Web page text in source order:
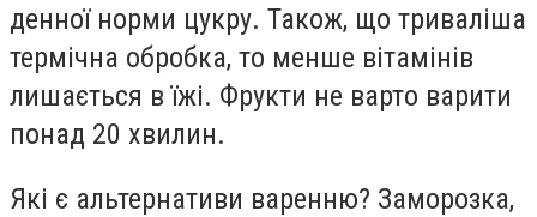
денної норми цукру. Також, що триваліша
термічна обробка, то менше вітамінів
лишається в їжі. Фрукти не варто варити
понад 20 хвилин.
Які є альтернативи варенню? Заморозка,